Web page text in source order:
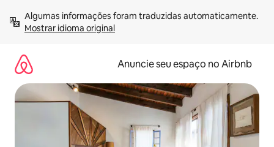
para
Mostrar idioma original
Anuncie seu espaço no Airbnb